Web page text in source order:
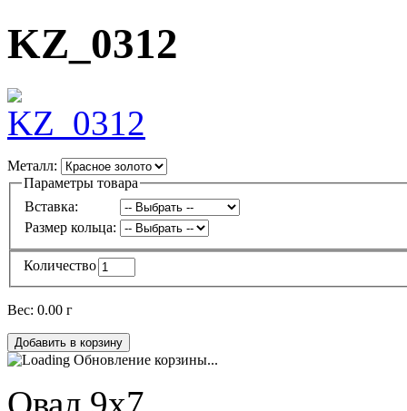
KZ_0312
Металл:
Параметры товара
Вставка:
Размер кольца:
Количество
Вес: 0.00 г
Обновление корзины...